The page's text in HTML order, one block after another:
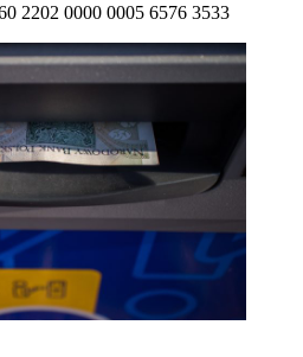
2202 0000 0005 6576 3533